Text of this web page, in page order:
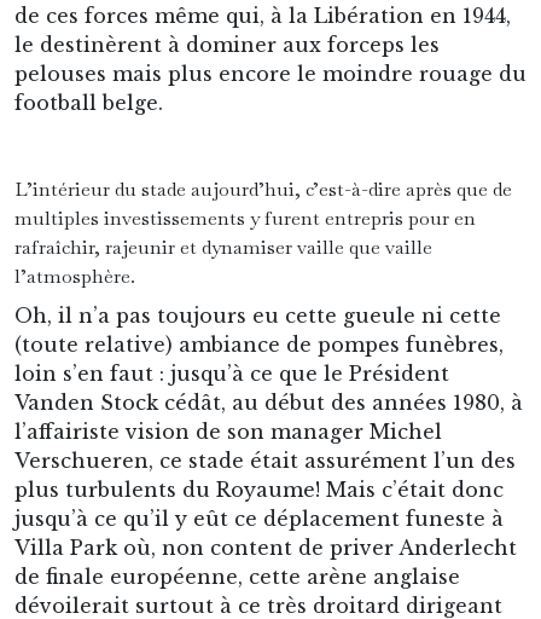
de ces forces même qui, à la Libération en 1944,
le destinèrent à dominer aux forceps les
pelouses mais plus encore le moindre rouage du
football belge.
L’intérieur du stade aujourd’hui, c’est-à-dire après que de
multiples investissements y furent entrepris pour en
rafraîchir, rajeunir et dynamiser vaille que vaille
l’atmosphère.
Oh, il n’a pas toujours eu cette gueule ni cette
(toute relative) ambiance de pompes funèbres,
loin s’en faut : jusqu’à ce que le Président
Vanden Stock cédât, au début des années 1980, à
l’affairiste vision de son manager Michel
Verschueren, ce stade était assurément l’un des
plus turbulents du Royaume! Mais c’était donc
jusqu’à ce qu’il y eût ce déplacement funeste à
Villa Park où, non content de priver Anderlecht
de finale européenne, cette arène anglaise
dévoilerait surtout à ce très droitard dirigeant